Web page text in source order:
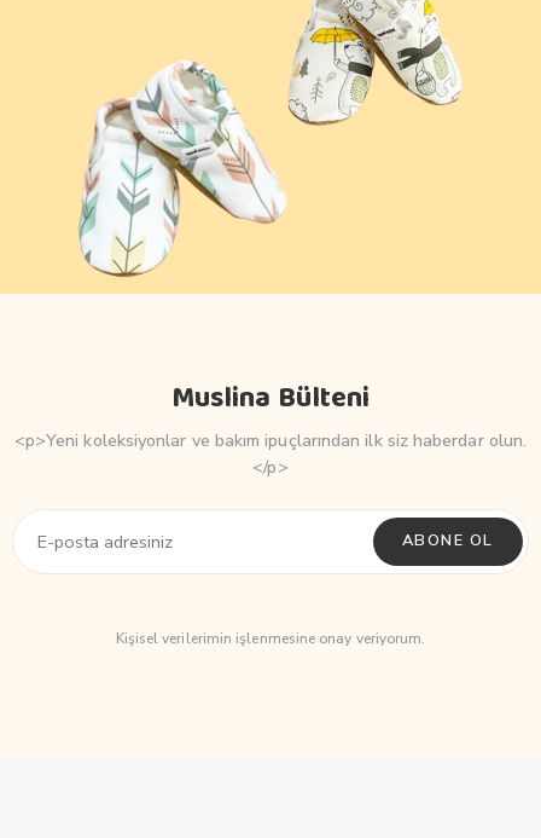
Muslina Bülteni
<p>Yeni koleksiyonlar ve bakım ipuçlarından ilk siz haberdar olun.
</p>
ABONE OL
Kişisel verilerimin işlenmesine onay veriyorum.